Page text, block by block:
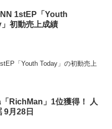
1stEP「Youth
初動売上成績
「Youth Today」の初動売上
RichMan」1位獲得！ 人
9月28日